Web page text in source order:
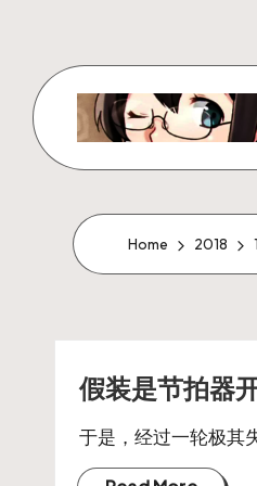
content
W
x
z
r
_
N
Home 2018
假装是节拍器
于是，经过一轮极其